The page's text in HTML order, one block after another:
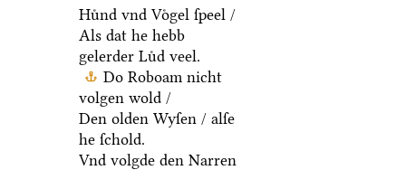
Huͤnd vnd Voͤgel ſpeel /
Als dat he hebb
gelerder Luͤd veel.
Do Roboam nicht
volgen wold /
Den olden Wyſen / alſe
he ſchold.
Vnd volgde den Narren